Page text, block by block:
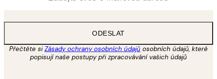
ODESLAT
Přečtěte siZásady ochrany osobních údajů osobních údajů, které
popisují naše postupy při zpracovávání vašich údajů